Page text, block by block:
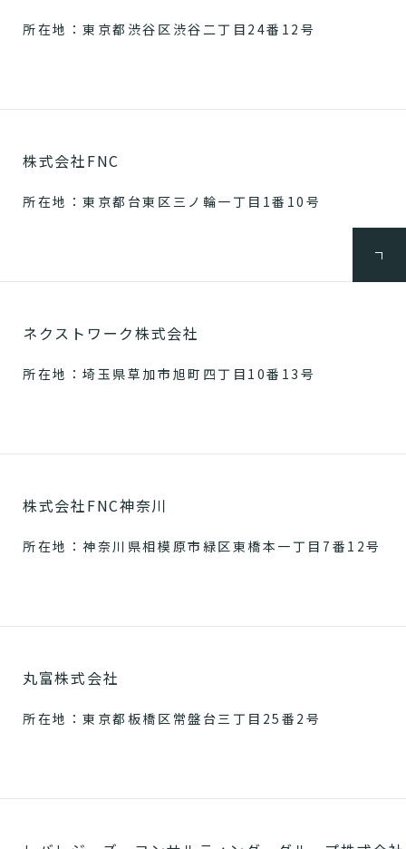
所在地：東京都渋谷区渋谷二丁目24番12号
株式会社FNC
所在地：東京都台東区三ノ輪一丁目1番10号
ネクストワーク株式会社
所在地：埼玉県草加市旭町四丁目10番13号
株式会社FNC神奈川
所在地：神奈川県相模原市緑区東橋本一丁目7番12号
丸富株式会社
所在地：東京都板橋区常盤台三丁目25番2号